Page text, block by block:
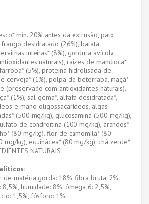
mín. 20% antes da extrusão, pato
desidratado (26%), batata
inteiras* (8%), gordura avícola
naturais), raízes de mandioca*
(5%), proteína hidrolisada de
cerveja* (1%), polpa de beterraba, maçã*
(preservado com antioxidantes naturais),
(1%), sal-gema*, alfafa desidratada*,
e mano-oligossacarídeos, algas
(500 mg/kg), glucosamina (500 mg/kg),
de condroitina (100 mg/kg), arandos*
(80 mg/kg), flor de camomila* (80
mg/kg), equinácea* (80 mg/kg), chá verde*
NATURAIS
de matéria gorda: 18%, fibra bruta: 2%,
humidade: 8%, ómega 6: 2,5%,
1,5%, fósforo: 1%.